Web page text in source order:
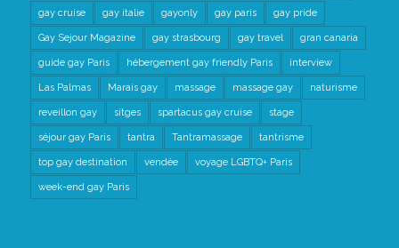
gay cruise gay italie gayonly gay paris gay pride
Gay Sejour Magazine gay strasbourg gay travel gran canaria
guide gay Paris hébergement gay friendly Paris interview
Las Palmas Marais gay massage massage gay naturisme
reveillon gay sitges spartacus gay cruise stage
séjour gay Paris tantra Tantramassage tantrisme
top gay destination vendée voyage LGBTQ+ Paris
week-end gay Paris